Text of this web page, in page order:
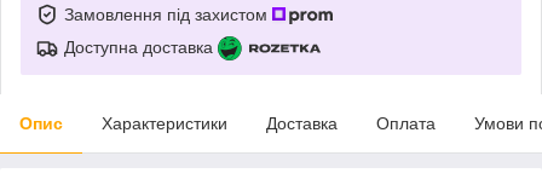
Замовлення під захистом
Доступна доставка
Опис Характеристики Доставка Оплата Умови